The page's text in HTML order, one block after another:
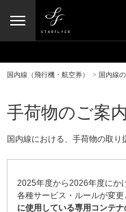
国内線（飛行機・航空券） > 国内線
手荷物のご案内
国内線における、手荷物の取り
2025年度から2026年度にか
各種サービス・ルールが変更
に使用している専用コンテ